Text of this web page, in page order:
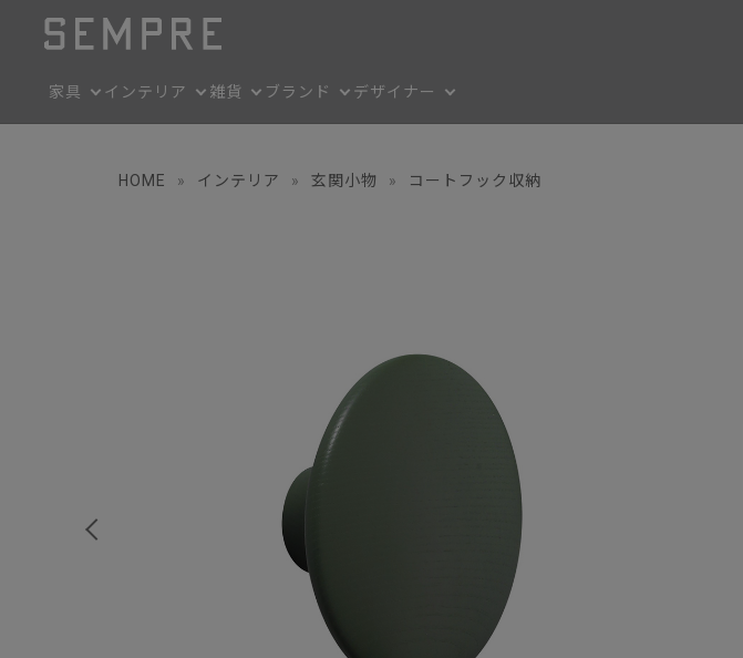
家具 インテリア 雑貨 ブランド デザイナー
HOME » インテリア » 玄関小物 » コートフック収納